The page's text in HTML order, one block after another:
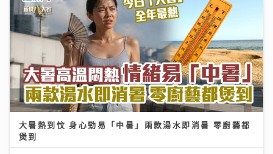
大暑熱到忟 身心勁易「中暑」兩款湯水即消暑 零廚藝都
煲到